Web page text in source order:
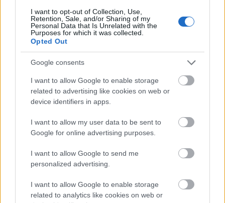
I want to opt-out of Collection, Use,
Retention, Sale, and/or Sharing of my
Personal Data that Is Unrelated with the
Purposes for which it was collected.
Opted Out
Google consents
I want to allow Google to enable storage
related to advertising like cookies on web or
device identifiers in apps.
I want to allow my user data to be sent to
Google for online advertising purposes.
I want to allow Google to send me
personalized advertising.
I want to allow Google to enable storage
related to analytics like cookies on web or
Az Osztrák Államvasutak 2008 óta üzemelteti a
Railjet márkanevű zárt ingavonatait belföldön és
külföldön egyaránt. Mivel Railjetek kapcsolják össze
az osztrák és a magyar fővárost is, a projekt már a
kezdetektől fogva nemzetközi volt. Már az
üzemeltetés kezdetén felmerült, hogy a MÁV is
vásárol…